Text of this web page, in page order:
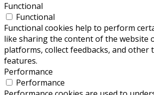
Functional
Functional
Functional cookies help to perform
like sharing the content of the website
platforms, collect feedbacks, and other
features.
Performance
Performance